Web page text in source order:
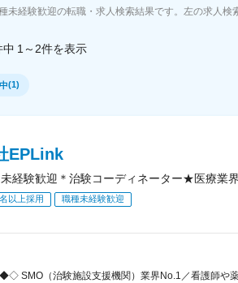
未経験歓迎の転職・求人検索結果です。左の求人検
中 1～2件を表示
(1)
EPLink
未経験歓迎＊治験コーディネーター★医療業
以上採用 職種未経験歓迎
SMO（治験施設支援機関）業界No.1／看護師や